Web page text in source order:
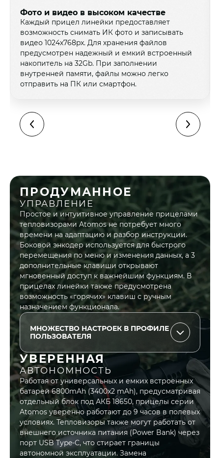
Фото и видео в высоком качестве
Каждый прицел линейки предоставляет
возможность снимать ИК фото и записывать
видео 1024х768px. Для хранения файлов
предусмотрен надежный и емкий встроенный
накопитель на 32Gb. При заполнении
внутренней памяти, файлы можно легко
отправить на ПК или смартфон.
ПРОДУМАННОЕ
УПРАВЛЕНИЕ
Простое и интуитивное управление прицелами
тепловизорами Atomos не потребует много
времени на адаптацию и разбор инструкции.
Боковой энкодер используется для быстрого
перемещения по меню и изменения данных, а 3
дополнительные клавиши открывают
мгновенный доступ к важнейшим функциям. В
прицелах линейки также предусмотрена
возможность «горячих» клавиш с ручным
назначением функционала.
МНОЖЕСТВО НАСТРОЕК В ПРОФИЛЕ
ПОЛЬЗОВАТЕЛЯ
3 режима отображения: лес, поиск и
личный, выделение горячих точек
6 палитр отображения
Регулировка яркости
Регулировка контрастности
Регулировка оттенка
Регулировка резкости
УВЕРЕННАЯ
АВТОНОМНОСТЬ
Работая от универсальных и емких встроенных
батарей 6800mAh (3400x2 mAh), предусматривая
отдельный блок под АКБ 18650, прицелы серии
Atomos уверенно работают до 9 часов в полевых
условиях. Тепловизоры также могут работать от
внешнего источника питания (Power Bank) через
порт USB Type-C, что стирает границы
автономной эксплуатации. Замена